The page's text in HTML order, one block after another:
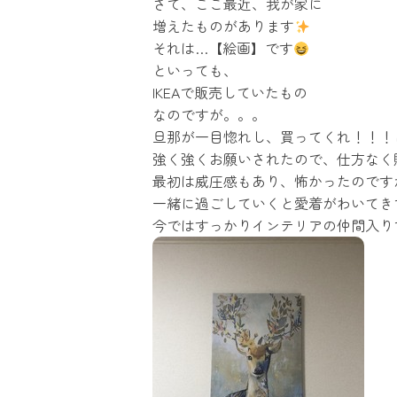
増えたものがあります
それは…【絵画】です
といっても、
IKEAで販売していたもの
なのですが。。。
旦那が一目惚れし、買ってくれ！！！
強く強くお願いされたので、仕方な
最初は威圧感もあり、怖かったのです
一緒に過ごしていくと愛着がわいてき
今ではすっかりインテリアの仲間入り